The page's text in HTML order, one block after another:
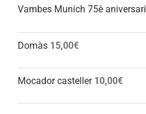
Vambes Munich 75è aniversari
Domàs 15,00€
Mocador casteller 10,00€